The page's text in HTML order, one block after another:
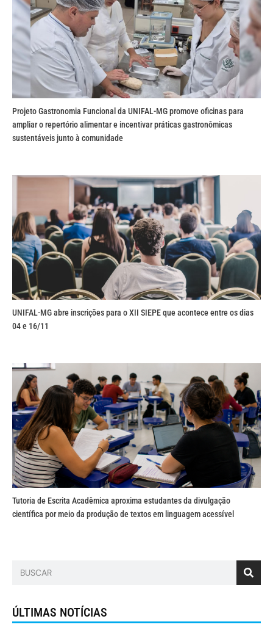
Projeto Gastronomia Funcional da UNIFAL-MG promove oficinas para
ampliar o repertório alimentar e incentivar práticas gastronômicas
sustentáveis junto à comunidade
UNIFAL-MG abre inscrições para o XII SIEPE que acontece entre os dias
04 e 16/11
Tutoria de Escrita Acadêmica aproxima estudantes da divulgação
científica por meio da produção de textos em linguagem acessível
ÚLTIMAS NOTÍCIAS